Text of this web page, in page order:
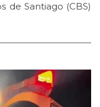
de Santiago (CBS)